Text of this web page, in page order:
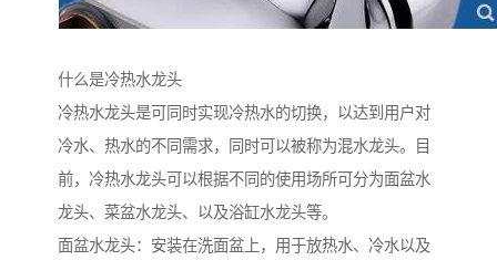
什么是冷热水龙头
冷热水龙头是可同时实现冷热水的切换，以达到用户对
冷水、热水的不同需求，同时可以被称为混水龙头。目
前，冷热水龙头可以根据不同的使用场所可分为面盆水
龙头、菜盆水龙头、以及浴缸水龙头等。
面盆水龙头：安装在洗面盆上，用于放热水、冷水以及